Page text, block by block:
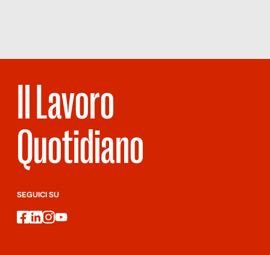
Il Lavoro
Quotidiano
SEGUICI SU
facebook
linkedin
instagram
youtube